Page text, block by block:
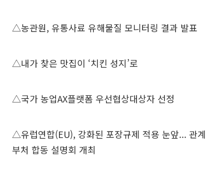
△농관원, 유통사료 유해물질 모니터링 결과 발표
△내가 찾은 맛집이 ‘치킨 성지’로
△국가 농업AX플랫폼 우선협상대상자 선정
△유럽연합(EU), 강화된 포장규제 적용 눈앞... 관계
부처 합동 설명회 개최